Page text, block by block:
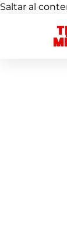
Saltar al